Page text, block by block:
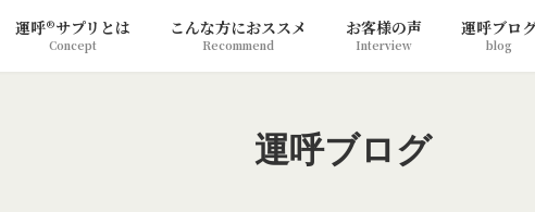
運呼®サプリとは
Concept
こんな方におススメ
Recommend
お客様の声
Interview
運呼ブロ
blog
運呼ブログ